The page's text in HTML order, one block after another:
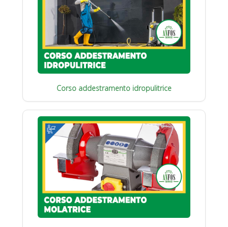
Corso addestramento idropulitrice